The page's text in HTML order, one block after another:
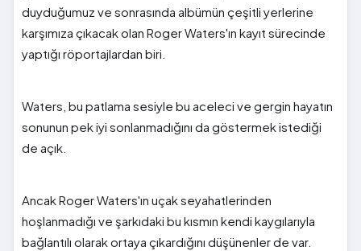
duyduğumuz ve sonrasında albümün çeşitli yerlerine
karşımıza çıkacak olan Roger Waters'ın kayıt sürecinde
yaptığı röportajlardan biri.
Waters, bu patlama sesiyle bu aceleci ve gergin hayatın
sonunun pek iyi sonlanmadığını da göstermek istediği
de açık.
Ancak Roger Waters'ın uçak seyahatlerinden
hoşlanmadığı ve şarkıdaki bu kısmın kendi kaygılarıyla
bağlantılı olarak ortaya çıkardığını düşünenler de var.